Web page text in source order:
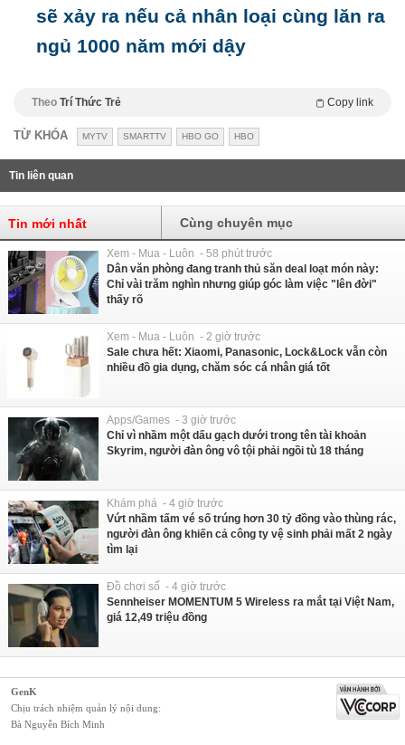
sẽ xảy ra nếu cả nhân loại cùng lăn ra
ngủ 1000 năm mới dậy
Theo Trí Thức Trẻ Copy link
TỪ KHÓA MYTV SMARTTV HBO GO HBO
Tin liên quan
Tin mới nhất Cùng chuyên mục
Xem - Mua - Luôn - 58 phút trước
Dân văn phòng đang tranh thủ săn deal loạt món này:
Chỉ vài trăm nghìn nhưng giúp góc làm việc "lên đời"
thấy rõ
Xem - Mua - Luôn - 2 giờ trước
Sale chưa hết: Xiaomi, Panasonic, Lock&Lock vẫn còn
nhiều đồ gia dụng, chăm sóc cá nhân giá tốt
Apps/Games - 3 giờ trước
Chỉ vì nhầm một dấu gạch dưới trong tên tài khoản
Skyrim, người đàn ông vô tội phải ngồi tù 18 tháng
Khám phá - 4 giờ trước
Vứt nhầm tấm vé số trúng hơn 30 tỷ đồng vào thùng rác,
người đàn ông khiến cả công ty vệ sinh phải mất 2 ngày
tìm lại
Đồ chơi số - 4 giờ trước
Sennheiser MOMENTUM 5 Wireless ra mắt tại Việt Nam,
giá 12,49 triệu đồng
GenK
Chịu trách nhiệm quản lý nội dung:
Bà Nguyễn Bích Minh